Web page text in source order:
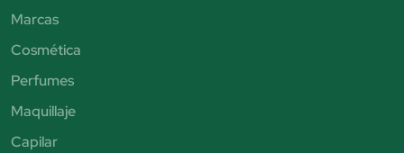
Marcas
Cosmética
Perfumes
Maquillaje
Capilar